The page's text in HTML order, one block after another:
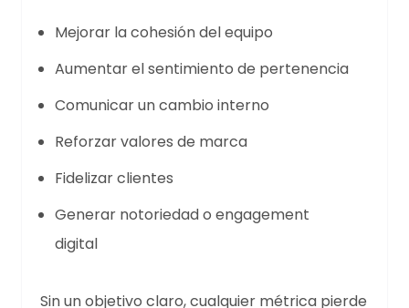
Mejorar la cohesión del equipo
Aumentar el sentimiento de pertenencia
Comunicar un cambio interno
Reforzar valores de marca
Fidelizar clientes
Generar notoriedad o engagement
digital
Sin un objetivo claro, cualquier métrica pierde